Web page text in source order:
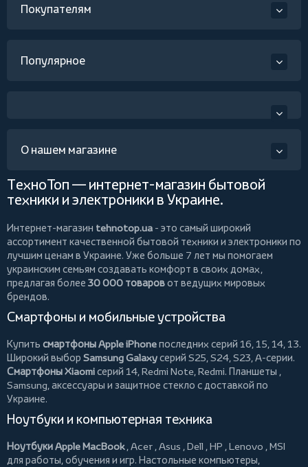
Покупателям
Популярное
О нашем магазине
ТехноТоп — интернет-магазин бытовой
техники и электроники в Украине.
Интернет-магазин tehnotop.ua - это самый широкий
ассортимент качественной бытовой техники и электроники по
лучшим ценам в Украине. Уже больше 7 лет мы помогаем
украинским семьям создавать комфорт в своих домах,
предлагая более 30 000 товаровот ведущих мировых
брендов.
Смартфоны и мобильные устройства
Купить смартфоны Apple iPhoneпоследних серий 16, 15, 14, 13.
Широкий выбор Samsung Galaxyсерий S25, S24, S23, A-серии.
Смартфоны Xiaomiсерий 14, Redmi Note, Redmi. Планшеты ,
Samsung, аксессуары и защитное стекло с доставкой по
Украине.
Ноутбуки и компьютерная техника
Ноутбуки Apple MacBook,Acer ,Asus ,Dell ,HP ,Lenovo ,MSI
для работы, обучения и игр. Настольные компьютеры,